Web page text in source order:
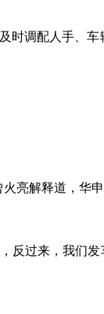
时调配人手、车
亮解释道，华
反过来，我们